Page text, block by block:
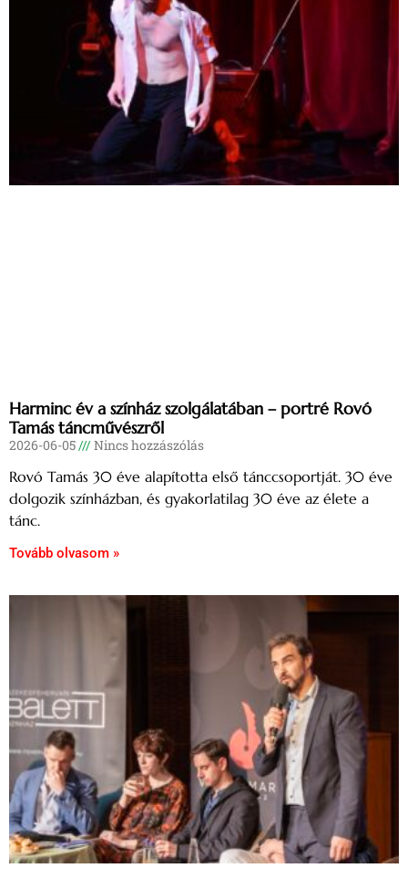
Harminc év a színház szolgálatában – portré Rovó
Tamás táncművészről
2026-06-05 Nincs hozzászólás
Rovó Tamás 30 éve alapította első tánccsoportját. 30 éve
dolgozik színházban, és gyakorlatilag 30 éve az élete a
tánc.
Tovább olvasom »